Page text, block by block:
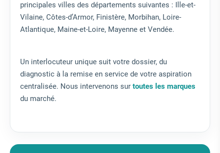
principales villes des départements suivantes : Ille-et-
Vilaine, Côtes-d’Armor, Finistère, Morbihan, Loire-
Atlantique, Maine-et-Loire, Mayenne et Vendée.
Un interlocuteur unique suit votre dossier, du
diagnostic à la remise en service de votre aspiration
centralisée. Nous intervenons sur toutes les marques
du marché.